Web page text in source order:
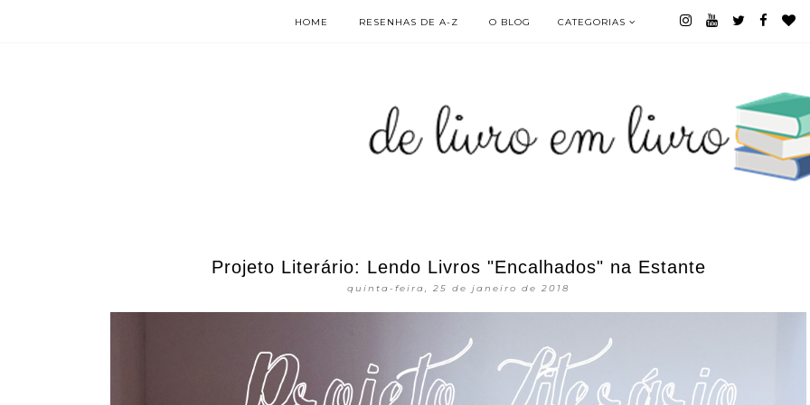
HOME RESENHAS DE A-Z O BLOG CATEGORIAS
Projeto Literário: Lendo Livros "Encalhados" na Estante
quinta-feira, 25 de janeiro de 2018